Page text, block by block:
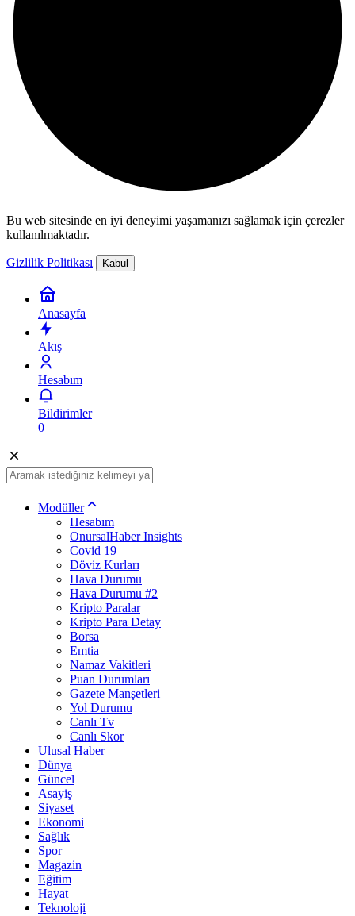
Bu web sitesinde en iyi deneyimi yaşamanızı sağlamak için çerezler
kullanılmaktadır.
Gizlilik Politikası Kabul
Anasayfa
Akış
Hesabım
Bildirimler
0
Modüller
Hesabım
OnursalHaber Insights
Covid 19
Döviz Kurları
Hava Durumu
Hava Durumu #2
Kripto Paralar
Kripto Para Detay
Borsa
Emtia
Namaz Vakitleri
Puan Durumları
Gazete Manşetleri
Yol Durumu
Canlı Tv
Canlı Skor
Ulusal Haber
Dünya
Güncel
Asayiş
Siyaset
Ekonomi
Sağlık
Spor
Magazin
Eğitim
Hayat
Teknoloji